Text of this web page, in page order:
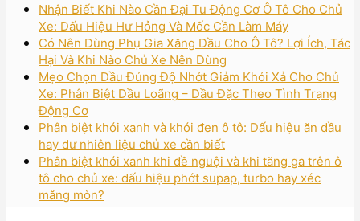
Nhận Biết Khi Nào Cần Đại Tu Động Cơ Ô Tô Cho Chủ
Xe: Dấu Hiệu Hư Hỏng Và Mốc Cần Làm Máy
Có Nên Dùng Phụ Gia Xăng Dầu Cho Ô Tô? Lợi Ích, Tác
Hại Và Khi Nào Chủ Xe Nên Dùng
Mẹo Chọn Dầu Đúng Độ Nhớt Giảm Khói Xả Cho Chủ
Xe: Phân Biệt Dầu Loãng – Dầu Đặc Theo Tình Trạng
Động Cơ
Phân biệt khói xanh và khói đen ô tô: Dấu hiệu ăn dầu
hay dư nhiên liệu chủ xe cần biết
Phân biệt khói xanh khi đề nguội và khi tăng ga trên ô
tô cho chủ xe: dấu hiệu phớt supap, turbo hay xéc
măng mòn?